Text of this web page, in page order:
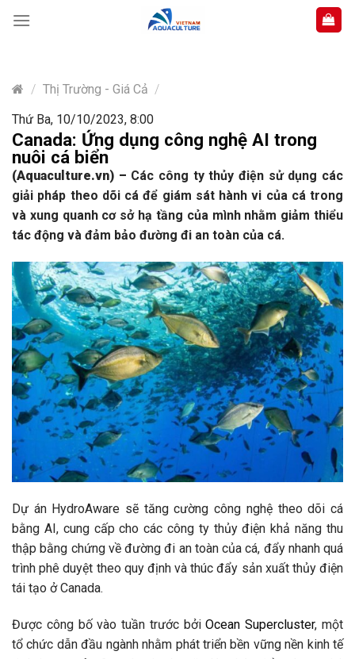
content
/ Thị Trường - Giá Cả /
Thứ Ba, 10/10/2023, 8:00
Canada: Ứng dụng công nghệ AI trong
nuôi cá biển
(Aquaculture.vn) – Các công ty thủy điện sửdụng các
giải pháp theo dõi cá để giám sát hành vi của cá trong
và xung quanh cơ sở hạ tầng của mình nhằm giảm thiểu
tác động và đảm bảo đường đi an toàn của cá.
Dự án HydroAware sẽ tăng cường công nghệ theo dõi cá
bằng AI, cung cấp cho các công ty thủy điện khả năng thu
thập bằng chứng về đường đi an toàn của cá, đẩy nhanh quá
trình phê duyệt theo quy định và thúc đẩy sản xuất thủy điện
tái tạo ở Canada.
Được công bố vào tuần trước bởiOcean Supercluster, một
tổ chức dẫn đầu ngành nhằm phát triển bền vững nền kinh tế